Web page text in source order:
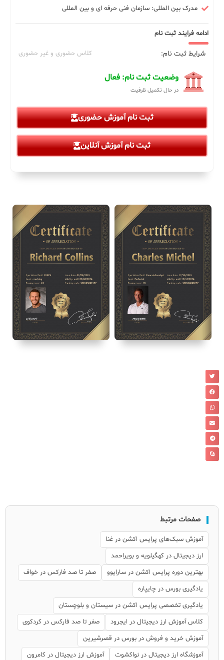
مدرک بین المللی: سازمان فنی حرفه ای و بین المللی
ادامه فرایند ثبت نام
شرایط ثبت نام: کلاس حضوری و غیر حضوری
وضعیت ثبت نام: فعال
در حال تکمیل ظرفیت
ثبت نام آموزش حضوری
ثبت نام آموزش آنلاین
صفحات مرتبط
آموزش سبک‌های پرایس اکشن در غنا
ارز دیجیتال در کهگیلویه و بویراحمد
بهترین دوره پرایس اکشن در سارایوو
صفر تا صد فارکس در خواف
یادگیری بورس در چایپاره
یادگیری تخصصی پرایس اکشن در سیستان و بلوچستان
کلاس آموزش ارز دیجیتال در ایجرود
صفر تا صد فارکس در کردکوی
آموزش خرید و فروش در بورس در قصرشیرین
آموزشگاه ارز دیجیتال در نواکشوت
آموزش ارز دیجیتال در کامرون